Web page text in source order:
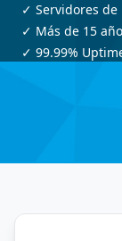
✓ Pago hasta
✓ Panel en
✓ Más de 15
✓ Servidores de
✓ Más de 15
✓ 99.99%